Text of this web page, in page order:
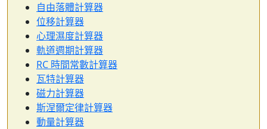
自由落體計算器
位移計算器
心理濕度計算器
軌道週期計算器
RC 時間常數計算器
瓦特計算器
磁力計算器
斯涅爾定律計算器
動量計算器